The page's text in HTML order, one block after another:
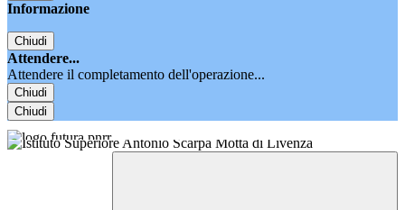
Informazione
Chiudi
Attendere...
Attendere il completamento dell'operazione...
Chiudi
Chiudi